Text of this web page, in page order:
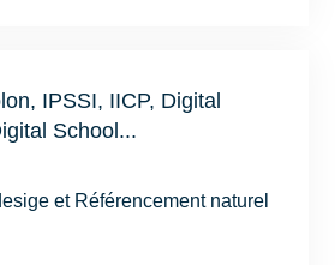
IPSSI, IICP, Digital
School...
et Référencement naturel